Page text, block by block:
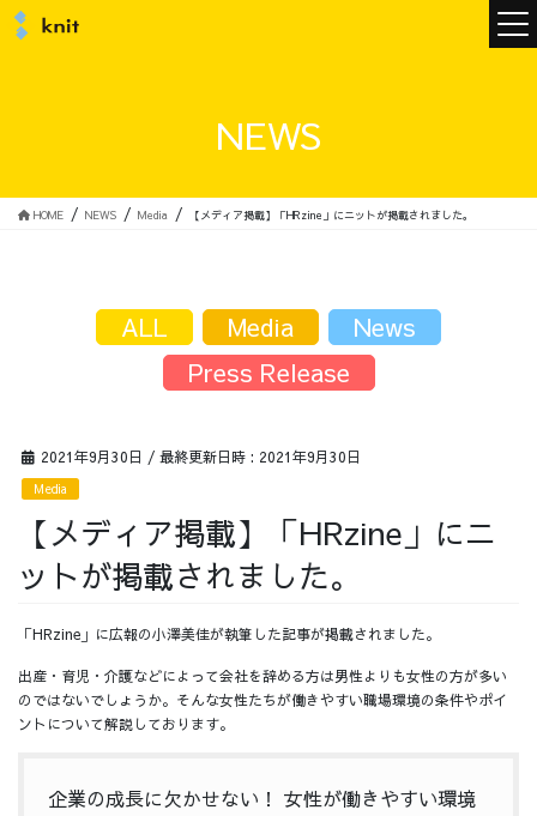
サービス
採用情報
NEWS
HOME NEWS Media 【メディア掲載】「HRzine」にニットが掲載されました。
2021年9月30日 / 最終更新日時 : 2021年9月30日
Media
【メディア掲載】「HRzine」にニ
ットが掲載されました。
「HRzine」に広報の小澤美佳が執筆した記事が掲載されました。
出産・育児・介護などによって会社を辞める方は男性よりも女性の方が多い
のではないでしょうか。そんな女性たちが働きやすい職場環境の条件やポイ
ントについて解説しております。
企業の成長に欠かせない！ 女性が働きやすい環境
ALL Media
News
Press Release